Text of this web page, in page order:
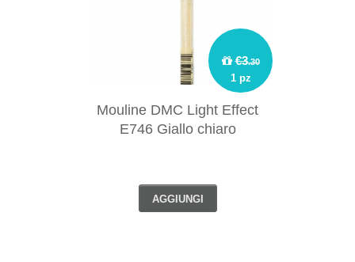
€3.30
1 pz
Mouline DMC Light Effect
E746 Giallo chiaro
AGGIUNGI